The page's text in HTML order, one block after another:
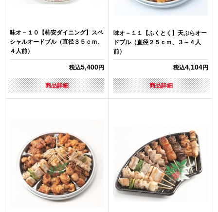
味オ－１０【柿安ダイニング】スペ
シャルオードブル（直径３５ｃｍ、
４人前）
税込5,400円
商品詳細
味オ－１１【ふくとく】天ぷらオー
ドブル（直径２５ｃｍ、３～４人
前）
税込4,104円
商品詳細